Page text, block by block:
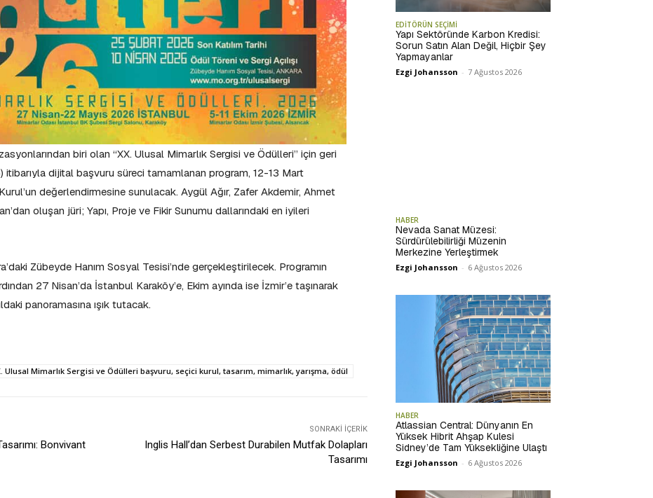
biri olan “XX. Ulusal Mimarlık Sergisi ve Ödülleri” için geri
itibarıyla dijital başvuru süreci tamamlanan program, 12-13 Mart
değerlendirmesine sunulacak. Aygül Ağır, Zafer Akdemir, Ahmet
oluşan jüri; Yapı, Proje ve Fikir Sunumu dallarındaki en iyileri
Zübeyde Hanım Sosyal Tesisi’nde gerçekleştirilecek. Programın
27 Nisan’da İstanbul Karaköy’e, Ekim ayında ise İzmir’e taşınarak
panoramasına ışık tutacak.
Ulusal Mimarlık Sergisi ve Ödülleri başvuru, seçici kurul, tasarım, mimarlık, yarışma, ödül
Bonvivant
SONRAKI İÇERIK
Inglis Hall’dan Serbest Durabilen Mutfak Dolapları
Tasarımı
EDİTÖRÜN SEÇİMİ
Yapı Sektöründe Karbon Kredisi:
Sorun Satın Alan Değil, Hiçbir Şey
Yapmayanlar
Ezgi Johansson - 7 Ağustos 2026
HABER
Nevada Sanat Müzesi:
Sürdürülebilirliği Müzenin
Merkezine Yerleştirmek
Ezgi Johansson - 6 Ağustos 2026
HABER
Atlassian Central: Dünyanın En
Yüksek Hibrit Ahşap Kulesi
Sidney’de Tam Yüksekliğine Ulaştı
Ezgi Johansson - 6 Ağustos 2026